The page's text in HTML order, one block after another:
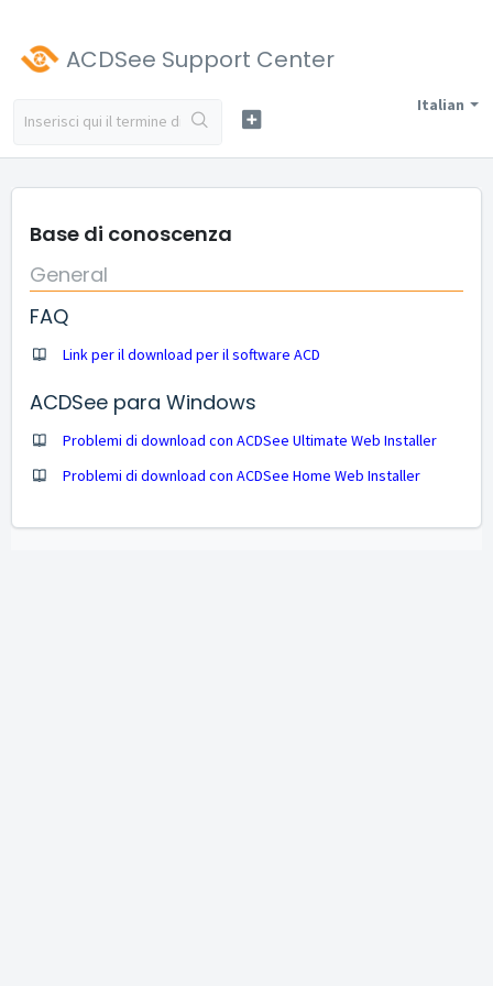
ACDSee Support Center
Italian
Base di conoscenza
General
FAQ
Link per il download per il software ACD
ACDSee para Windows
Problemi di download con ACDSee Ultimate Web Installer
Problemi di download con ACDSee Home Web Installer